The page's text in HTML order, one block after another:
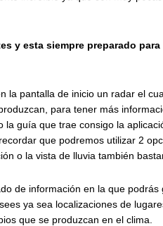
y esta siempre preparado
la pantalla de inicio un radar el
para tener más
la guía que trae consigo la
que podremos utilizar 2
o la vista de lluvia también
de información en la que
ya sea localizaciones de
que se produzcan en el clima.